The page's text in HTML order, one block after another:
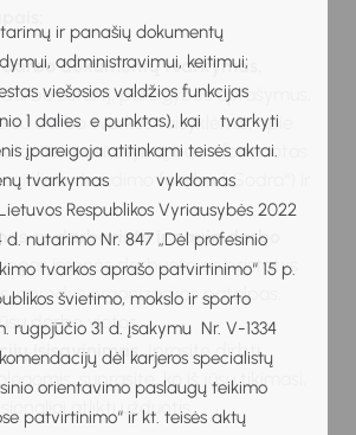
ir panašių dokumentų
administravimui, keitimui;
viešosios valdžios funkcijas
1 dalies e punktas), kai tvarkyti
įpareigoja atitinkami teisės aktai.
tvarkymas vykdomas
Respublikos Vyriausybės 2022
nutarimo Nr. 847 „Dėl profesinio
tvarkos aprašo patvirtinimo“ 15 p.
švietimo, mokslo ir sporto
rugpjūčio 31 d. įsakymu Nr. V-1334
dėl karjeros specialistų
orientavimo paslaugų teikimo
patvirtinimo“ ir kt. teisės aktų
dokumentų tvarkymas.
darbo sutartį, pareigybės aprašymus,
su darbo tvarkos taisyklėmis, apie
pasirašymą bus informuotas
draudimo fondas(„Sodra“) ir
su darboviete ir nauja darbo
įmonės darbuotojas pristatys
aprodys organizacijos patalpas,
darbo vietos.
įsisavinimas.Įprasite dirbti
suprasite, koiš jūsų tikimasi,
atlikti užduotis.